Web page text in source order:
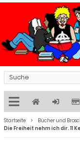
Startseite Bücher und
Die Freiheit nehm ich dir. 11